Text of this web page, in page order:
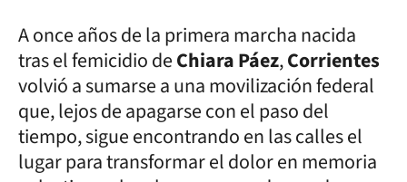
A once años de la primera marcha nacida
tras el femicidio deChiara Páez,Corrientes
volvió a sumarse a una movilización federal
que, lejos de apagarse con el paso del
tiempo, sigue encontrando en las calles el
lugar para transformar el dolor en memoria